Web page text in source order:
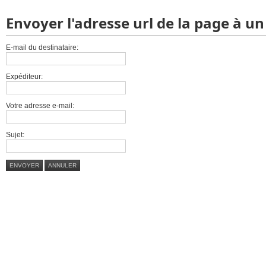
Envoyer l'adresse url de la page à
E-mail du destinataire:
Expéditeur:
Votre adresse e-mail:
Sujet:
ENVOYER ANNULER